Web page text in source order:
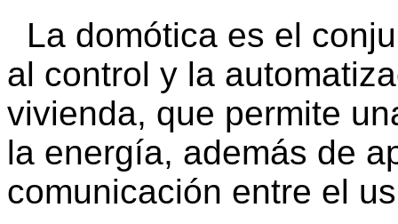
La domótica es el
al control y la
vivienda, que permite
la energía, además de
comunicación entre el